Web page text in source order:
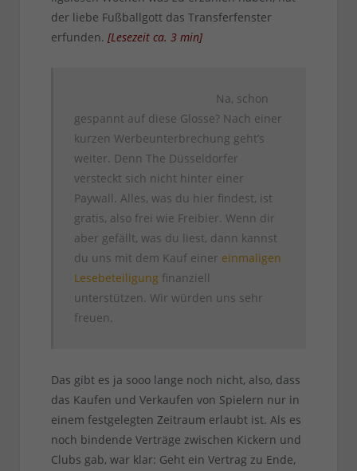
der liebe Fußballgott das Transferfenster
erfunden. [Lesezeit ca. 3 min]
Na, schon
gespannt auf diese Glosse? Nach einer
kurzen Werbeunterbrechung geht’s
weiter. Denn The Düsseldorfer
versteckt sich nicht hinter einer
Paywall. Alles, was du hier findest, ist
gratis, also frei wie Freibier. Wenn dir
aber gefällt, was du liest, dann kannst
du uns mit dem Kauf einer einmaligen
Lesebeteiligung finanziell
unterstützen. Wir würden uns sehr
freuen.
Das gibt es ja sooo lange noch nicht, also, dass
das Kaufen und Verkaufen von Spielern nur in
einem festgelegten Zeitraum erlaubt ist. Als es
noch bindende Verträge zwischen Kickern und
Clubs gab, war klar: Geht ein Vertrag zu Ende,